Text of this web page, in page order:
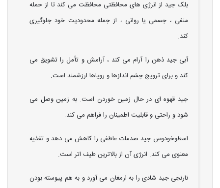
بلک جید از انرژی های محافظتی محافظت می کند تا از حمله
منفی ، جسمی یا روانی ، از جمله محدودیت خود جلوگیری
کند.
آبی جید ذهن را آرام می کند ، آرامش و تأمل را تشویق می
کند و برای ترویج چشم اندازها و رویاها ارزشمند است.
جید قهوه ای در حال زمین خوردن است. به زمین وصل می
شود و راحتی و قابلیت اطمینان را فراهم می کند.
اسطوخودوس جید صدمات عاطفی را کاهش می دهد و تغذیه
معنوی می کند. انرژی آن از بالاترین طیف اتر است.
نارنجی جید شادی را به ارمغان می آورد و به هم پیوسته بودن